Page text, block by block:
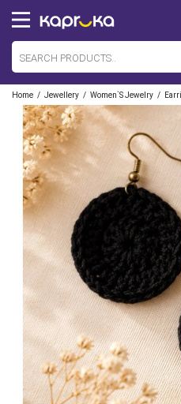
Home / Jewellery / Women`s Jewelry /